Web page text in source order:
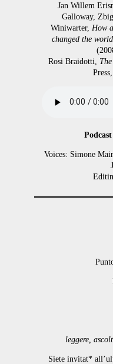
Jan Willem
Galloway,
Winiwarter, How
changed the
Rosi Braidotti,
Voices: Simone
leggere,
Siete invitat*